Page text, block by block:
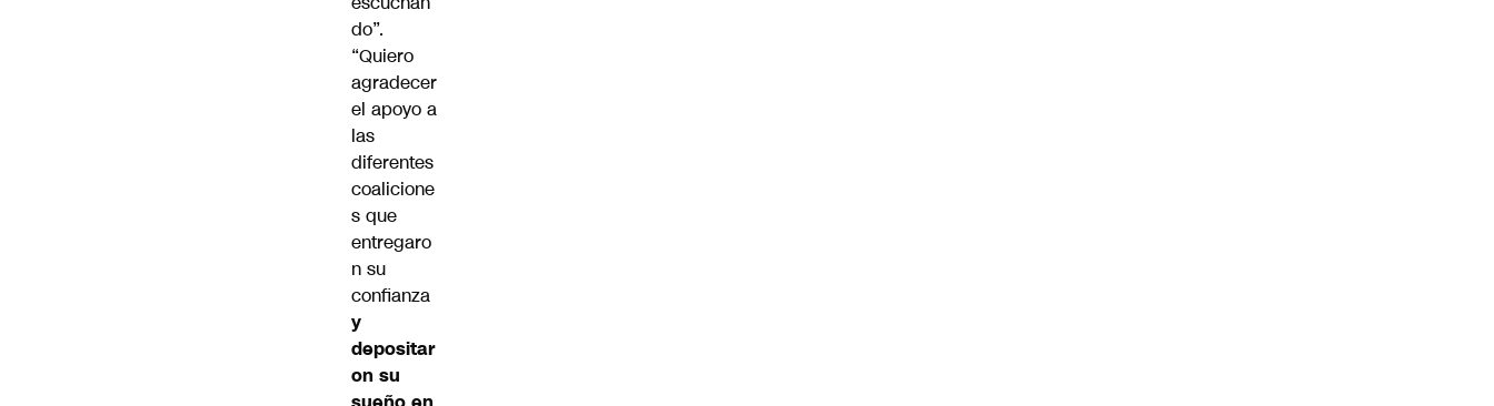
do”.
“Quiero
agradecer
el apoyo a
las
diferentes
coalicione
s que
entregaro
n su
confianza
y
depositar
on su